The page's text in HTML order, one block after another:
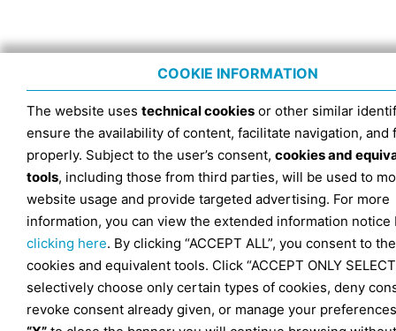
COOKIE INFORMATION
The website uses technical cookies or other similar
ensure the availability of content, facilitate navigation, and
properly. Subject to the user’s consent, cookies and
tools, including those from third parties, will be used to
website usage and provide targeted advertising. For more
information, you can view the extended information notice
clicking here. By clicking “ACCEPT ALL”, you consent to
cookies and equivalent tools. Click “ACCEPT ONLY
selectively choose only certain types of cookies, deny
revoke consent already given, or manage your